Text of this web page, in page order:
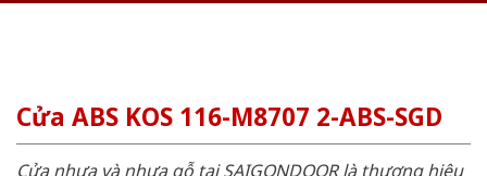
Cửa ABS KOS 116-M8707 2-ABS-SGD
Cửa nhựa và nhựa gỗ tại SAIGONDOOR là thương hiệu